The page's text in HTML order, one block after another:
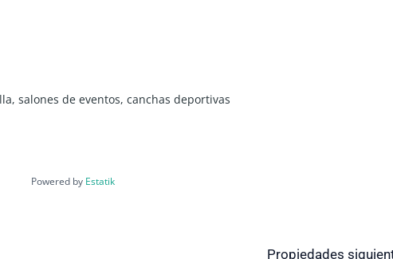
salones de eventos, canchas deportivas
Powered by Estatik
Propiedades